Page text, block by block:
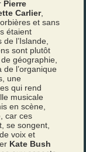
Pierre
Carlier,
et sans
étaient
l’Islande,
sont plutôt
géographie,
l’organique
une
qui rend
musicale
en scène,
car ces
se songent,
voix et
Kate Bush